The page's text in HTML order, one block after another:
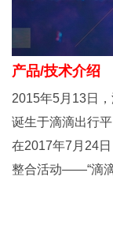
产品/技术介绍
2015年5月13日
诞生于滴滴出行
在2017年7月24
整合活动——“滴滴